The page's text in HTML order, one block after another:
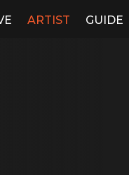
ARTIST GUIDE